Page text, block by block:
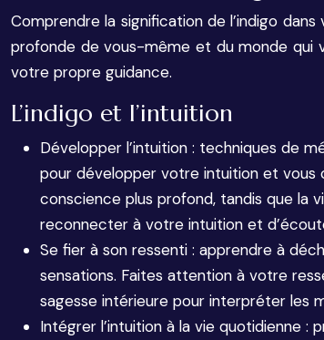
Comprendre la signification de l’indigo
profonde de vous-même et du monde qui
votre propre guidance.
L’indigo et l’intuition
Développer l’intuition : techniques de
pour développer votre intuition et
conscience plus profond, tandis que la
reconnecter à votre intuition et
Se fier à son ressenti : apprendre à
sensations. Faites attention à votre
sagesse intérieure pour interpréter les
Intégrer l’intuition à la vie quotidienne :